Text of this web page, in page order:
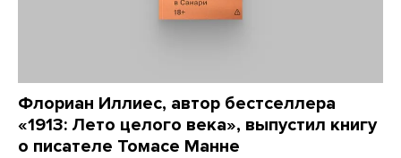
Флориан Иллиес, автор бестселлера
«1913: Лето целого века», выпустил книгу
о писателе Томасе Манне